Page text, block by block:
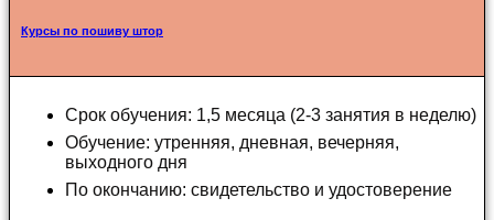
Курсы по пошиву штор
Срок обучения: 1,5 месяца (2-3 занятия в неделю)
Обучение: утренняя, дневная, вечерняя,
выходного дня
По окончанию: свидетельство и удостоверение